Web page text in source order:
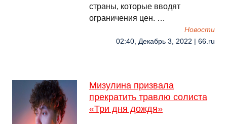
страны, которые вводят
ограничения цен. …
Новости
02:40, Декабрь 3, 2022 | 66.ru
Мизулина призвала
прекратить травлю солиста
«Три дня дождя»